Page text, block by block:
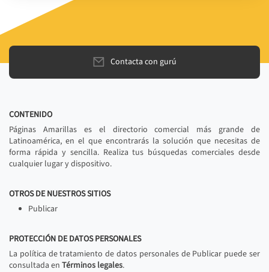
Contacta con gurú
CONTENIDO
Páginas Amarillas es el directorio comercial más grande de
Latinoamérica, en el que encontrarás la solución que necesitas de
forma rápida y sencilla. Realiza tus búsquedas comerciales desde
cualquier lugar y dispositivo.
OTROS DE NUESTROS SITIOS
Publicar
PROTECCIÓN DE DATOS PERSONALES
La política de tratamiento de datos personales de Publicar puede ser
consultada en Términos legales.